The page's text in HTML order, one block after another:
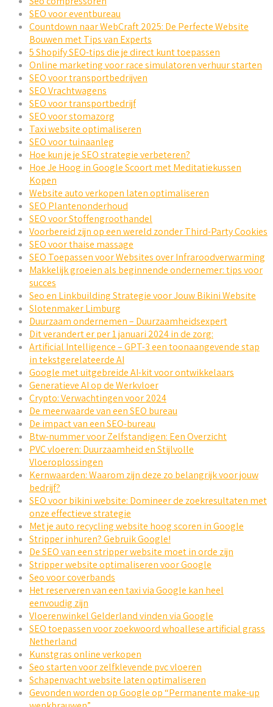
SEO voor eventbureau
Countdown naar WebCraft 2025: De Perfecte Website
Bouwen met Tips van Experts
5 Shopify SEO-tips die je direct kunt toepassen
Online marketing voor race simulatoren verhuur starten
SEO voor transportbedrijven
SEO Vrachtwagens
SEO voor transportbedrijf
SEO voor stomazorg
Taxi website optimaliseren
SEO voor tuinaanleg
Hoe kun je je SEO strategie verbeteren?
Hoe Je Hoog in Google Scoort met Meditatiekussen
Kopen
Website auto verkopen laten optimaliseren
SEO Plantenonderhoud
SEO voor Stoffengroothandel
Voorbereid zijn op een wereld zonder Third-Party Cookies
SEO voor thaise massage
SEO Toepassen voor Websites over Infraroodverwarming
Makkelijk groeien als beginnende ondernemer: tips voor
succes
Seo en Linkbuilding Strategie voor Jouw Bikini Website
Slotenmaker Limburg
Duurzaam ondernemen – Duurzaamheidsexpert
Dit verandert er per 1 januari 2024 in de zorg:
Artificial Intelligence – GPT-3 een toonaangevende stap
in tekstgerelateerde AI
Google met uitgebreide AI-kit voor ontwikkelaars
Generatieve AI op de Werkvloer
Crypto: Verwachtingen voor 2024
De meerwaarde van een SEO bureau
De impact van een SEO-bureau
Btw-nummer voor Zelfstandigen: Een Overzicht
PVC vloeren: Duurzaamheid en Stijlvolle
Vloeroplossingen
Kernwaarden: Waarom zijn deze zo belangrijk voor jouw
bedrijf?
SEO voor bikini website: Domineer de zoekresultaten met
onze effectieve strategie
Met je auto recycling website hoog scoren in Google
Stripper inhuren? Gebruik Google!
De SEO van een stripper website moet in orde zijn
Stripper website optimaliseren voor Google
Seo voor coverbands
Het reserveren van een taxi via Google kan heel
eenvoudig zijn
Vloerenwinkel Gelderland vinden via Google
SEO toepassen voor zoekwoord whoallese artificial grass
Netherland
Kunstgras online verkopen
Seo starten voor zelfklevende pvc vloeren
Schapenvacht website laten optimaliseren
Gevonden worden op Google op “Permanente make-up